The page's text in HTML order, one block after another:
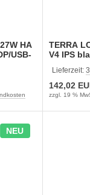
HA
USB-
TERRA
V4 IPS
Lieferzeit:
142,02
zzgl. 19 %
NEU